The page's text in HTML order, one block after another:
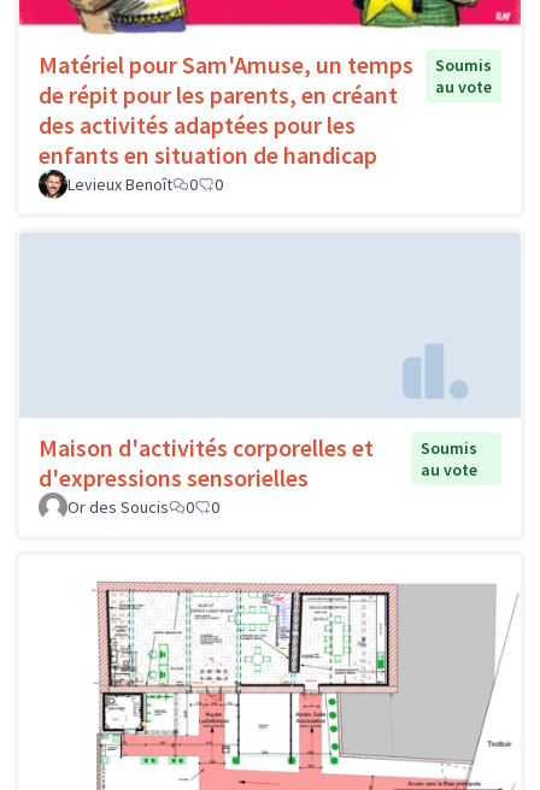
Matériel pour Sam'Amuse, un temps
de répit pour les parents, en créant
des activités adaptées pour les
enfants en situation de handicap
Soumis
au vote
Levieux Benoît 0 0
Maison d'activités corporelles et
d'expressions sensorielles
Soumis
au vote
Or des Soucis
0 0